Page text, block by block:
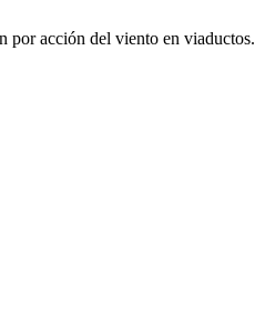
por acción del viento en viaductos.